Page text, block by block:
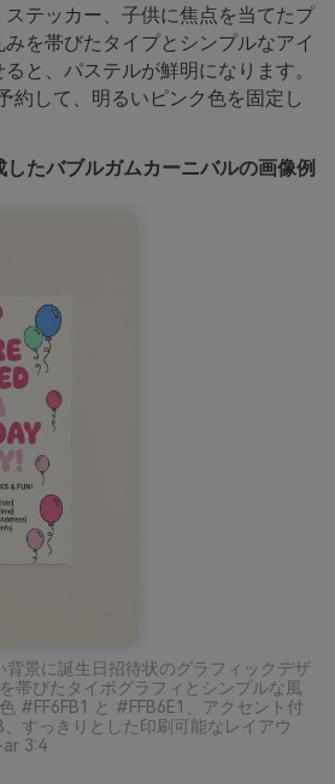
テッカー、子供に焦点を当てたプ
を帯びたタイプとシンプルなアイ
と、パステルが鮮明になります。
約して、明るいピンク色を固定し
たバブルガムカーニバルの画像例
背景に誕生日招待状のグラフィックデザ
帯びたタイポグラフィとシンプルな風
#FF6FB1 と #FFB6E1、アクセント付
すっきりとした印刷可能なレイアウ
ar 3:4